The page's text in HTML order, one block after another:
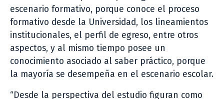
escenario formativo, porque conoce el proceso
formativo desde la Universidad, los lineamientos
institucionales, el perfil de egreso, entre otros
aspectos, y al mismo tiempo posee un
conocimiento asociado al saber práctico, porque
la mayoría se desempeña en el escenario escolar.
“Desde la perspectiva del estudio figuran como